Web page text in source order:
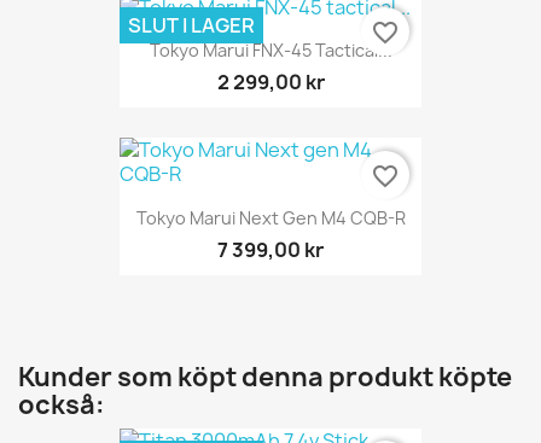
Tokyo Marui FNX-45 Tactical...
2 299,00 kr
SLUT I LAGER favorite_border
Tokyo Marui Next Gen M4 CQB-R
7 399,00 kr
favorite_border
Kunder som köpt denna produkt köpte
också: